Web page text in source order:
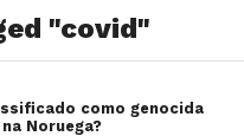
"covid"
como genocida
Noruega?